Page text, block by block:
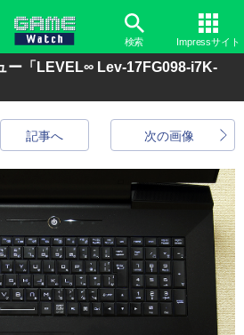
検索 Impressサイト
ー「LEVEL∞ Lev-17FG098-i7K-
次の画像
記事へ